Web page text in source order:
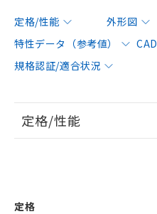
定格/性能 外形図
特性データ（参考値）
CAD
規格認証/適合状況
定格/性能
定格